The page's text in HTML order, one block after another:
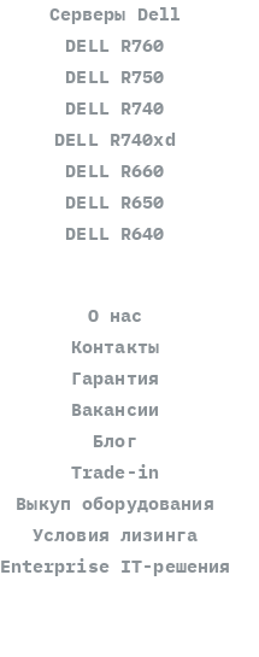
Серверы Dell
DELL R760
DELL R750
DELL R740
DELL R740xd
DELL R660
DELL R650
DELL R640
О нас
Контакты
Гарантия
Вакансии
Блог
Trade-in
Выкуп оборудования
Условия лизинга
Enterprise IT-решения